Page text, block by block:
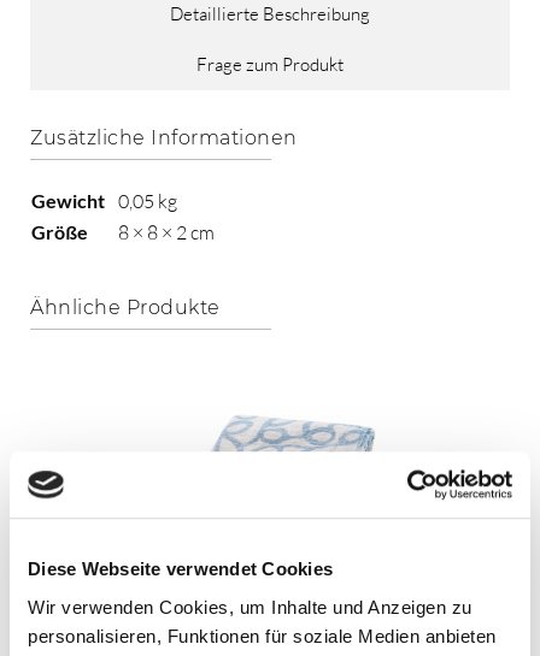
Diese Webseite verwendet Cookies
Wir verwenden Cookies, um Inhalte und Anzeigen zu
personalisieren, Funktionen für soziale Medien anbieten
Detaillierte Beschreibung
Frage zum Produkt
Zusätzliche Informationen
Gewicht 0,05 kg
Größe 8 × 8 × 2 cm
Ähnliche Produkte
Proflax Plaid Salto Blue